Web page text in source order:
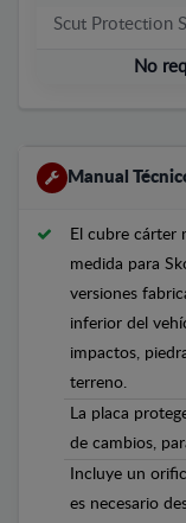
Scut Protection
No
Manual
El cubre cárter
medida para
versiones
inferior del
impactos,
terreno.
La placa
de cambios,
Incluye un
es necesario